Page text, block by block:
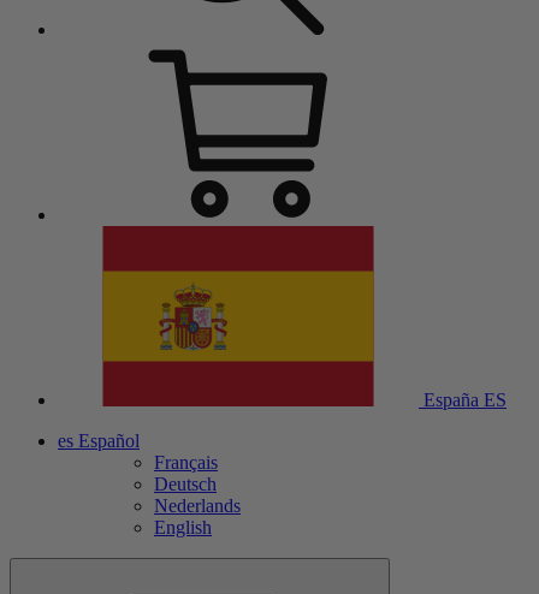
España ES
es Español
Français
Deutsch
Nederlands
English